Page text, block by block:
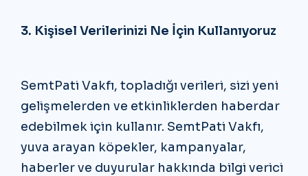
3. Kişisel Verilerinizi Ne İçin Kullanıyoruz
SemtPati Vakfı, topladığı verileri, sizi yeni
gelişmelerden ve etkinliklerden haberdar
edebilmek için kullanır. SemtPati Vakfı,
yuva arayan köpekler, kampanyalar,
haberler ve duyurular hakkında bilgi verici